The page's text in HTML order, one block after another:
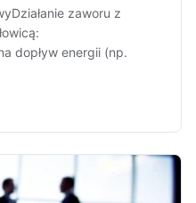
zaworu z
dopływ energii (np.